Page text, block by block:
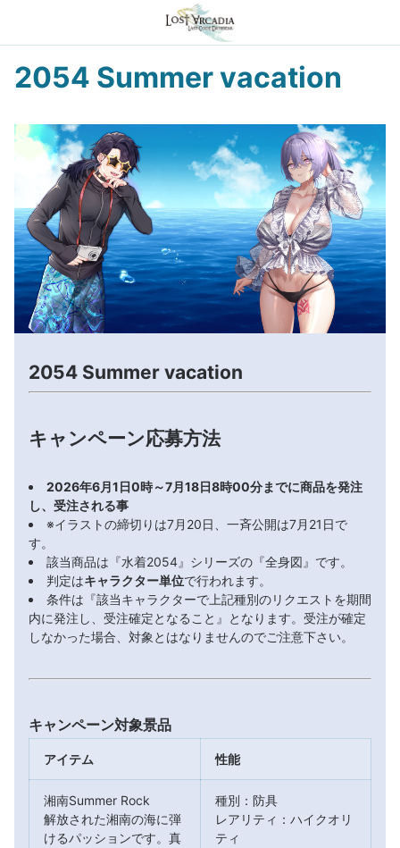
2054 Summer vacation
2054 Summer vacation
キャンペーン応募方法
2026年6月1日0時～7月18日8時00分までに商品を発注
し、受注される事
※イラストの締切りは7月20日、一斉公開は7月21日で
す。
該当商品は『水着2054』シリーズの『全身図』です。
判定はキャラクター単位で行われます。
条件は『該当キャラクターで上記種別のリクエストを期間
内に発注し、受注確定となること』となります。受注が確定
しなかった場合、対象とはなりませんのでご注意下さい。
キャンペーン対象景品
アイテム 性能
湘南Summer Rock
解放された湘南の海に弾
けるパッションです。真
種別：防具
レアリティ：ハイクオリ
ティ